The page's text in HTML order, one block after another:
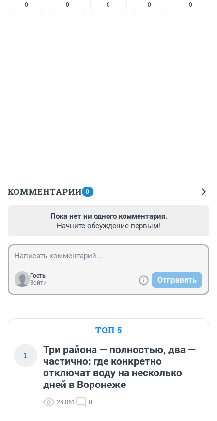
0 0 0 0 0
КОММЕНТАРИИ 0
Пока нет ни одного комментария.
Начните обсуждение первым!
Гость
Войти
Отправить
ТОП 5
1
Три района — полностью, два —
частично: где конкретно
отключат воду на несколько
дней в Воронеже
24 061 8